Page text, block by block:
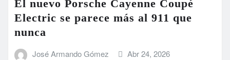
El nuevo Porsche Cayenne Coupé
Electric se parece más al 911 que
nunca
José Armando Gómez Abr 24, 2026